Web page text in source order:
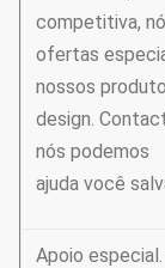
competitiva,
ofertas
nossos
design.
nós podemos
ajuda você
Apoio